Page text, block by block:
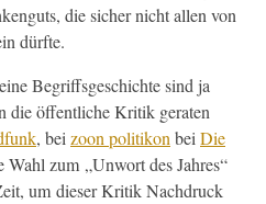
die sich­er nicht allen von
dürfte.
Begriff­s­geschichte sind ja
die öffentliche Kri­tik ger­at­en
, beizoon poli­tikonbeiDie
Wahl zum „Unwort des Jahres“
um dieser Kri­tik Nach­druck